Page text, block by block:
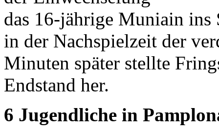
das 16-jährige Muniain
in der Nachspielzeit der
Minuten später stellte
Endstand her.
6 Jugendliche in